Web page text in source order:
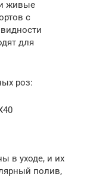
живые
с
для
роз:
в уходе, и их
полив,